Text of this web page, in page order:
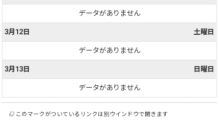
データがありません
3月12日 土曜日
データがありません
3月13日 日曜日
データがありません
このマークがついているリンクは別ウインドウで開きます